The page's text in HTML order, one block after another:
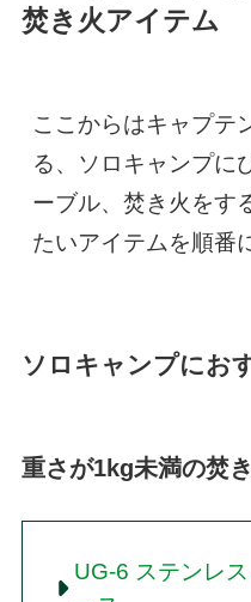
焚き火アイテム
ここからはキャプテ
る、ソロキャンプに
ーブル、焚き火をす
たいアイテムを順番
ソロキャンプにお
重さが1kg未満の焚
UG-6 ステンレ